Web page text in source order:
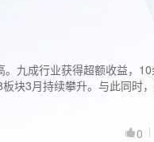
九成行业获得超额收益，10
块3月持续攀升。与此同时
0